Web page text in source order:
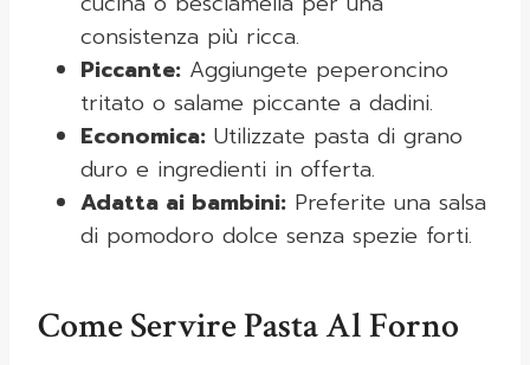
consistenza più ricca.
Piccante: Aggiungete peperoncino
tritato o salame piccante a dadini.
Economica: Utilizzate pasta di grano
duro e ingredienti in offerta.
Adatta ai bambini: Preferite una salsa
di pomodoro dolce senza spezie forti.
Come Servire Pasta Al Forno